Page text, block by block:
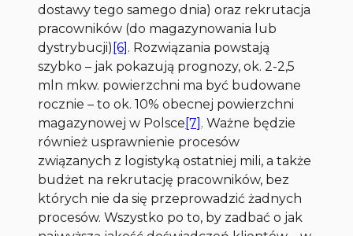
dostawy tego samego dnia) oraz rekrutacja
pracowników (do magazynowania lub
dystrybucji) [6] . Rozwiązania powstają
szybko – jak pokazują prognozy, ok. 2-2,5
mln mkw. powierzchni ma być budowane
rocznie – to ok. 10% obecnej powierzchni
magazynowej w Polsce [7] . Ważne będzie
również usprawnienie procesów
związanych z logistykąostatniej mili, a także
budżet na rekrutację pracowników, bez
których nie da się przeprowadzić żadnych
procesów. Wszystko po to, by zadbać o jak